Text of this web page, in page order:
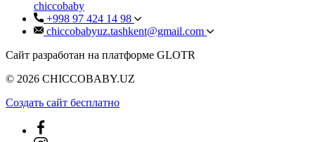
chiccobaby
+998 97 424 14 98
chiccobabyuz.tashkent@gmail.com
Сайт разработан на платформе GLOTR
© 2026 CHICCOBABY.UZ
Создать cайт бесплатно